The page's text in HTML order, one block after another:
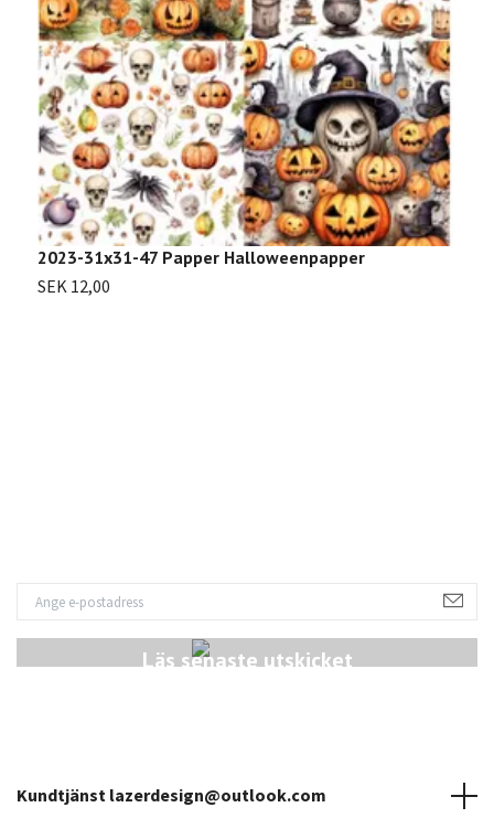
Läs senaste utskicket
2023-31x31-47 Papper Halloweenpapper
SEK 12,00
Kundtjänst lazerdesign@outlook.com